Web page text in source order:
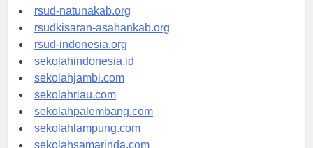
rsud-ntbprov.org
rsud-natunakab.org
rsudkisaran-asahankab.org
rsud-indonesia.org
sekolahindonesia.id
sekolahjambi.com
sekolahriau.com
sekolahpalembang.com
sekolahlampung.com